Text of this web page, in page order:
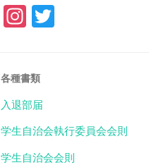
Instagram
各種書類
入退部届
学生自治会執行委員会会則
学生自治会会則